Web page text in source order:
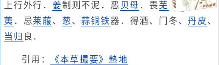
上行外行． 姜制则不泥．恶 贝母 ．畏 芜
荑 ．忌莱菔 、 葱 、蒜铜铁器．得酒、门冬、 丹皮 、
当归 良．
引用： 《本草撮要》熟地